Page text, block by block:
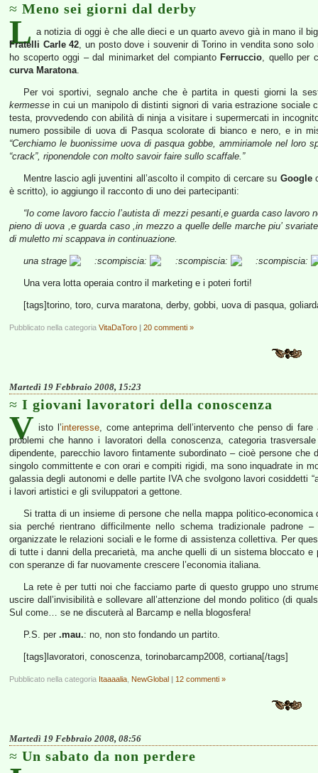
Meno sei giorni dal derby
L a notizia di oggi è che alle dieci e un quarto avevo già in mano il
Fratelli Carle 42, un posto dove i souvenir di Torino in vendita sono
ho scoperto oggi – dal minimarket del compianto Ferruccio, quello per
curva Maratona.
Per voi sportivi, segnalo anche che è partita in questi giorni la
kermesse in cui un manipolo di distinti signori di varia estrazione sociale
testa, provvedendo con abilità di ninja a visitare i supermercati in
numero possibile di uova di Pasqua scolorate di bianco e nero, e in
“Cerchiamo le buonissime uova di pasqua gobbe, ammiriamole nel loro
“crack”, riponendole con molto savoir faire sullo scaffale.”
Mentre lascio agli juventini all’ascolto il compito di cercare su Google
è scritto), io aggiungo il racconto di uno dei partecipanti:
“Io come lavoro faccio l’autista di mezzi pesanti,e guarda caso
pieno di uova ,e guarda caso ,in mezzo a quelle delle marche piu’
di muletto mi scappava in continuazione.
una strage
Una vera lotta operaia contro il marketing e i poteri forti!
[tags]torino, toro, curva maratona, derby, gobbi, uova di pasqua,
Pubblicato nella categoria VitaDaToro | 20 commenti »
Martedì 19 Febbraio 2008, 15:23
I giovani lavoratori della conoscenza
V isto l’interesse, come anteprima dell’intervento che penso di
problemi che hanno i lavoratori della conoscenza, categoria
dipendente, parecchio lavoro fintamente subordinato – cioè persone
singolo committente e con orari e compiti rigidi, ma sono inquadrate in
galassia degli autonomi e delle partite IVA che svolgono lavori cosiddetti
i lavori artistici e gli sviluppatori a gettone.
Si tratta di un insieme di persone che nella mappa politico-
sia perché rientrano difficilmente nello schema tradizionale padrone
organizzate le relazioni sociali e le forme di assistenza collettiva. Per
di tutte i danni della precarietà, ma anche quelli di un sistema bloccato
con speranze di far nuovamente crescere l’economia italiana.
La rete è per tutti noi che facciamo parte di questo gruppo uno
uscire dall’invisibilità e sollevare all’attenzione del mondo politico (di
Sul come… se ne discuterà al Barcamp e nella blogosfera!
P.S. per .mau.: no, non sto fondando un partito.
[tags]lavoratori, conoscenza, torinobarcamp2008, cortiana[/tags]
Pubblicato nella categoria Itaaaalia NewGlobal | 12 commenti »
Martedì 19 Febbraio 2008, 08:56
Un sabato da non perdere